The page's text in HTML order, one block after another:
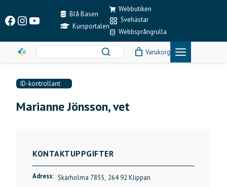
content
Facebook
Instagram
YouTubeBlå Basen
Kursportalen
Webbutiken
Svehästar
Webbsprångrulla
Varukorg
ID-kontrollant
Marianne Jönsson, vet
KONTAKTUPPGIFTER
Adress: Skärholma 7855, 264 92 Klippan